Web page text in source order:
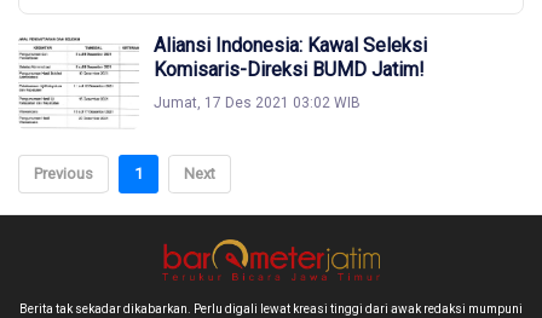
Aliansi Indonesia: Kawal Seleksi
Komisaris-Direksi BUMD Jatim!
Jumat, 17 Des 2021 03:02 WIB
Previous 1 Next
Berita tak sekadar dikabarkan. Perlu digali lewat kreasi tinggi dari awak redaksi mumpuni